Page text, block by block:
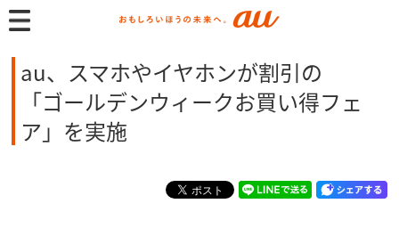
au、スマホやイヤホンが割引の
「ゴールデンウィークお買い得フェ
ア」を実施